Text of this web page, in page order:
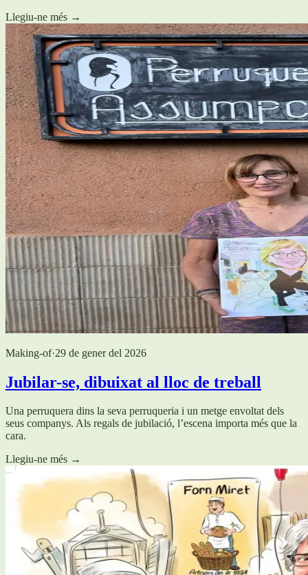
Llegiu-ne més →
Making-of·29 de gener del 2026
Jubilar-se, dibuixat al lloc de treball
Una perruquera dins la seva perruqueria i un metge envoltat dels
seus companys. Als regals de jubilació, l’escena importa més que la
cara.
Llegiu-ne més →